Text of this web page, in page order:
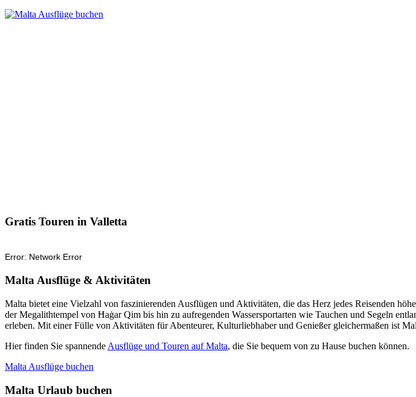
Gratis Touren in Valletta
Malta Ausflüge & Aktivitäten
Malta bietet eine Vielzahl von faszinierenden Ausflügen und Aktivitäten, die das Herz jedes Reisenden
der Megalithtempel von Ħaġar Qim bis hin zu aufregenden Wassersportarten wie Tauchen und Segeln
erleben. Mit einer Fülle von Aktivitäten für Abenteurer, Kulturliebhaber und Genießer gleichermaßen ist
Hier finden Sie spannende Ausflüge und Touren auf Malta, die Sie bequem von zu Hause buchen können.
Malta Ausflüge buchen
Malta Urlaub buchen